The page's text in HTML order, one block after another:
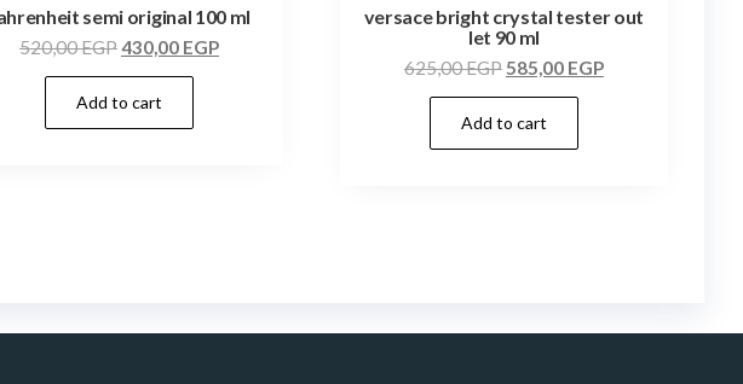
semi original 100 ml
520,00EGP430,00 EGP
Add to cart
versace bright crystal tester out
let 90 ml
625,00EGP585,00 EGP
Add to cart